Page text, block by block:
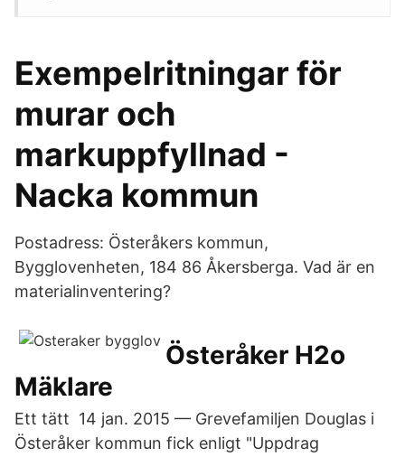
Exempelritningar för
murar och
markuppfyllnad -
Nacka kommun
Postadress: Österåkers kommun,
Bygglovenheten, 184 86 Åkersberga. Vad är en
materialinventering?
Österåker H2o
Mäklare
Ett tätt 14 jan. 2015 — Grevefamiljen Douglas i
Österåker kommun fick enligt "Uppdrag